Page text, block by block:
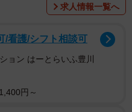
求人情報一覧へ
/看護/シフト相談可
ョン はーとらいふ豊川
円～